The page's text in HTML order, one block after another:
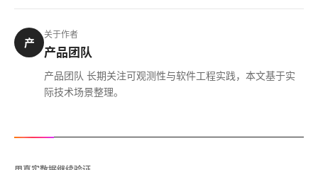
产
关于作者
产品团队
产品团队 长期关注可观测性与软件工程实践，本文基于实
际技术场景整理。